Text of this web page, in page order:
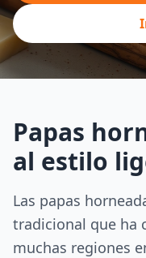
Papas
al estilo
Las papas
tradicional que ha
muchas regiones